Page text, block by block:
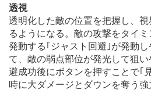
透視
透明化した敵の位置を把握し、
るようになる。敵の攻撃をタイ
発動する｢ジャスト回避｣が発動
て、敵の弱点部位が発光して狙
避成功後にボタンを押すことで
時に大ダメージとダウンを奪う強